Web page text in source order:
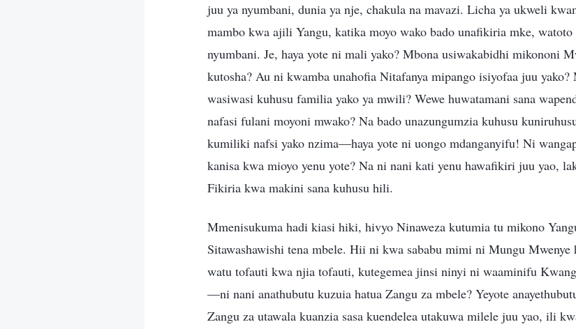
juu ya nyumbani, dunia ya nje, chakula na mavazi. Licha ya ukweli
mambo kwa ajili Yangu, katika moyo wako bado unafikiria mke,
nyumbani. Je, haya yote ni mali yako? Mbona usiwakabidhi mikononi
kutosha? Au ni kwamba unahofia Nitafanya mipango isiyofaa juu yako?
wasiwasi kuhusu familia yako ya mwili? Wewe huwatamani sana
nafasi fulani moyoni mwako? Na bado unazungumzia kuhusu
kumiliki nafsi yako nzima—haya yote ni uongo mdanganyifu! Ni
kanisa kwa mioyo yenu yote? Na ni nani kati yenu hawafikiri juu yao,
Fikiria kwa makini sana kuhusu hili.
Mmenisukuma hadi kiasi hiki, hivyo Ninaweza kutumia tu mikono
Sitawashawishi tena mbele. Hii ni kwa sababu mimi ni Mungu
watu tofauti kwa njia tofauti, kutegemea jinsi ninyi ni waaminifu
—ni nani anathubutu kuzuia hatua Zangu za mbele? Yeyote
Zangu za utawala kuanzia sasa kuendelea utakuwa milele juu yao, ili